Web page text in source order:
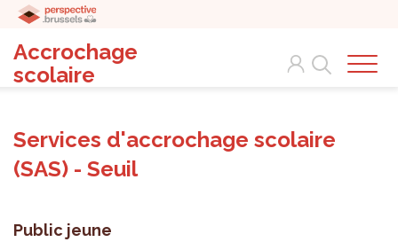
Accrochage
scolaire
Search
Services d'accrochage scolaire
(SAS) - Seuil
Public jeune